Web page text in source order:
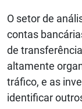
O setor de
contas
de
altamente
tráfico, e as
identificar